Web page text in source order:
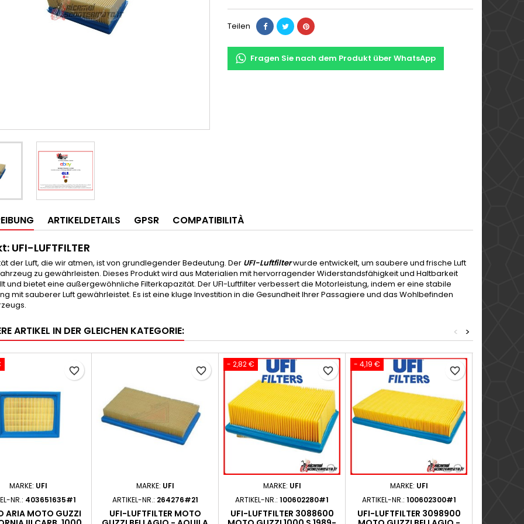
Teilen
Fragen Sie nach dem Produkt über WhatsApp
ARTIKELDETAILS GPSR COMPATIBILITÀ
UFI-LUFTFILTER
der Luft, die wir atmen, ist von grundlegender Bedeutung. Der UFI-Luftfilterwurde entwickelt, um saubere und frische Luft
zu gewährleisten. Dieses Produkt wird aus Materialien mit hervorragender Widerstandsfähigkeit und Haltbarkeit
und bietet eine außergewöhnliche Filterkapazität. Der UFI-Luftfilter verbessert die Motorleistung, indem er eine stabile
mit sauberer Luft gewährleistet. Es ist eine kluge Investition in die Gesundheit Ihrer Passagiere und das Wohlbefinden
ARTIKEL IN DER GLEICHEN KATEGORIE: >
<
MARKE: UFI
NR.: 403651635#1
ARIA MOTO GUZZI
favorite_border
MARKE: UFI
ARTIKEL-NR.: 264276#21
UFI-LUFTFILTER MOTO
favorite_border
- 2,82 €
MARKE: UFI
ARTIKEL-NR.: 100602280#1
UFI-LUFTFILTER 3088600
favorite_border
- 4,19 €
MARKE: UFI
ARTIKEL-NR.: 100602300#1
UFI-LUFTFILTER 3098900
favorite_border